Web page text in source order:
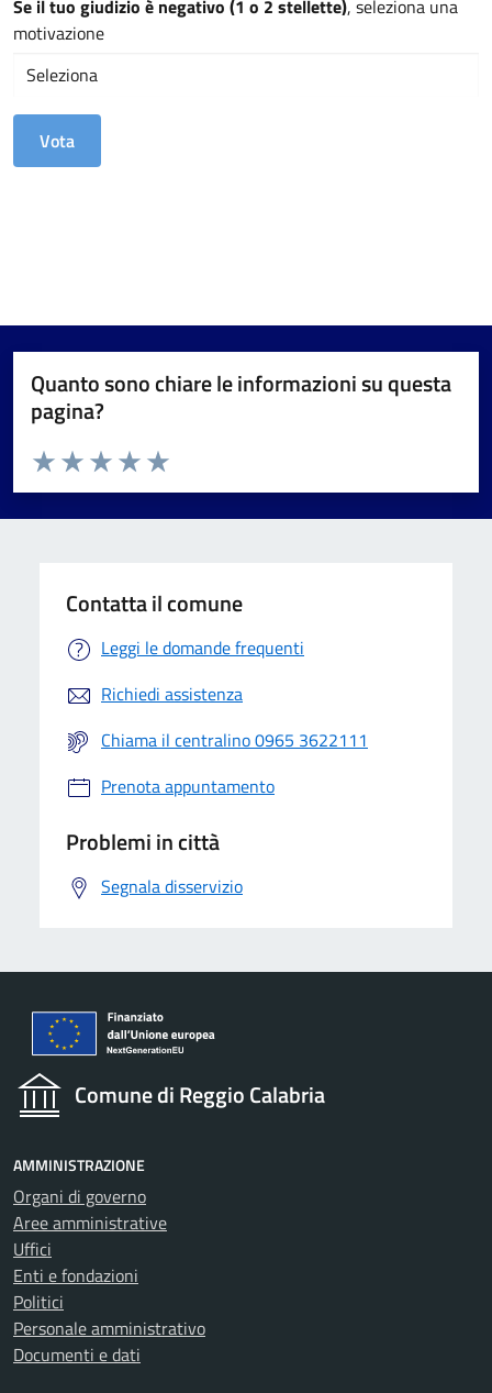
Se il tuo giudizio è negativo (1 o 2 stellette), seleziona una
motivazione
Quanto sono chiare le informazioni su questa
pagina?
Valuta da 1 a 5 stelle la pagina
Valuta 5 stelle su 5
Valuta 4 stelle su 5
Valuta 3 stelle su 5
Valuta 2 stelle su 5
Valuta 1 stelle su 5
Contatta il comune
Leggi le domande frequenti
Richiedi assistenza
Chiama il centralino 0965 3622111
Prenota appuntamento
Problemi in città
Segnala disservizio
Comune di Reggio Calabria
AMMINISTRAZIONE
Organi di governo
Aree amministrative
Uffici
Enti e fondazioni
Politici
Personale amministrativo
Documenti e dati